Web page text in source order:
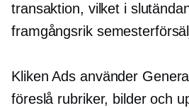
transaktion, vilket i
framgångsrik
Kliken Ads använder
föreslå rubriker, bilder och